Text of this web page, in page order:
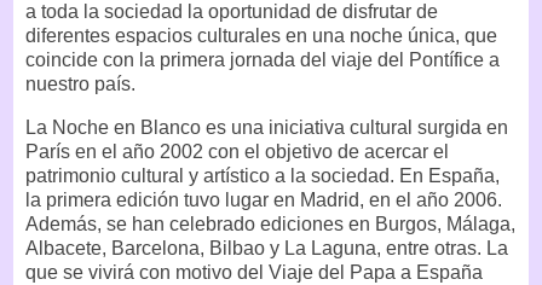
a toda la sociedad la oportunidad de disfrutar de
diferentes espacios culturales en una noche única, que
coincide con la primera jornada del viaje del Pontífice a
nuestro país.
La Noche en Blanco es una iniciativa cultural surgida en
París en el año 2002 con el objetivo de acercar el
patrimonio cultural y artístico a la sociedad. En España,
la primera edición tuvo lugar en Madrid, en el año 2006.
Además, se han celebrado ediciones en Burgos, Málaga,
Albacete, Barcelona, Bilbao y La Laguna, entre otras. La
que se vivirá con motivo del Viaje del Papa a España